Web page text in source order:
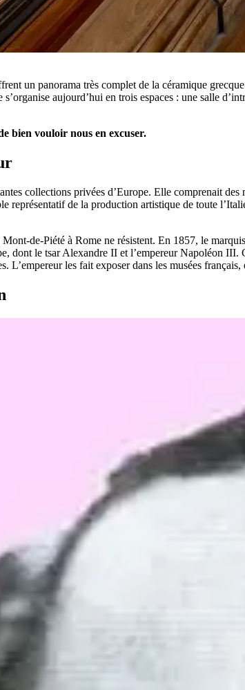
un panorama très complet de la céramique
aujourd’hui en trois espaces : une salle
bien vouloir nous en excuser.
collections privées d’Europe. Elle comprenait
de la production artistique de toute
de-Piété à Rome ne résistent. En 1857, le
dont le tsar Alexandre II et l’empereur Napoléon III.
les fait exposer dans les musées